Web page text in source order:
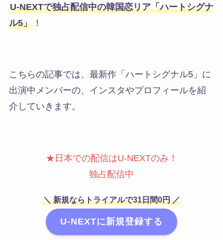
U-NEXTで独占配信中の韓国恋リア「ハートシグナ
ル5」！
こちらの記事では、最新作「ハートシグナル5」に
出演中メンバーの、インスタやプロフィールを紹
介していきます。
★日本での配信はU-NEXTのみ！
独占配信中
＼ 新規ならトライアルで31日間0円 ／
U-NEXTに新規登録する